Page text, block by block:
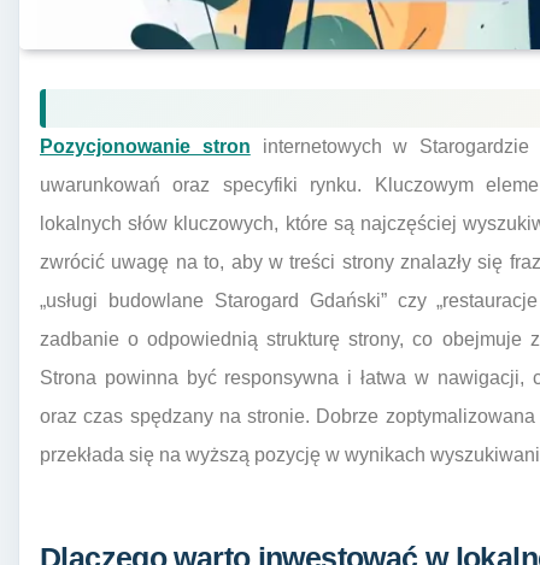
Pozycjonowanie stron internetowych w
uwarunkowań oraz specyfiki rynku. Kluczowym
lokalnych słów kluczowych, które są najczęściej
zwrócić uwagę na to, aby w treści strony znalazły się
„usługi budowlane Starogard Gdański” czy
zadbanie o odpowiednią strukturę strony, co obejmuje
Strona powinna być responsywna i łatwa w nawigacji,
oraz czas spędzany na stronie. Dobrze
przekłada się na wyższą pozycję w wynikach